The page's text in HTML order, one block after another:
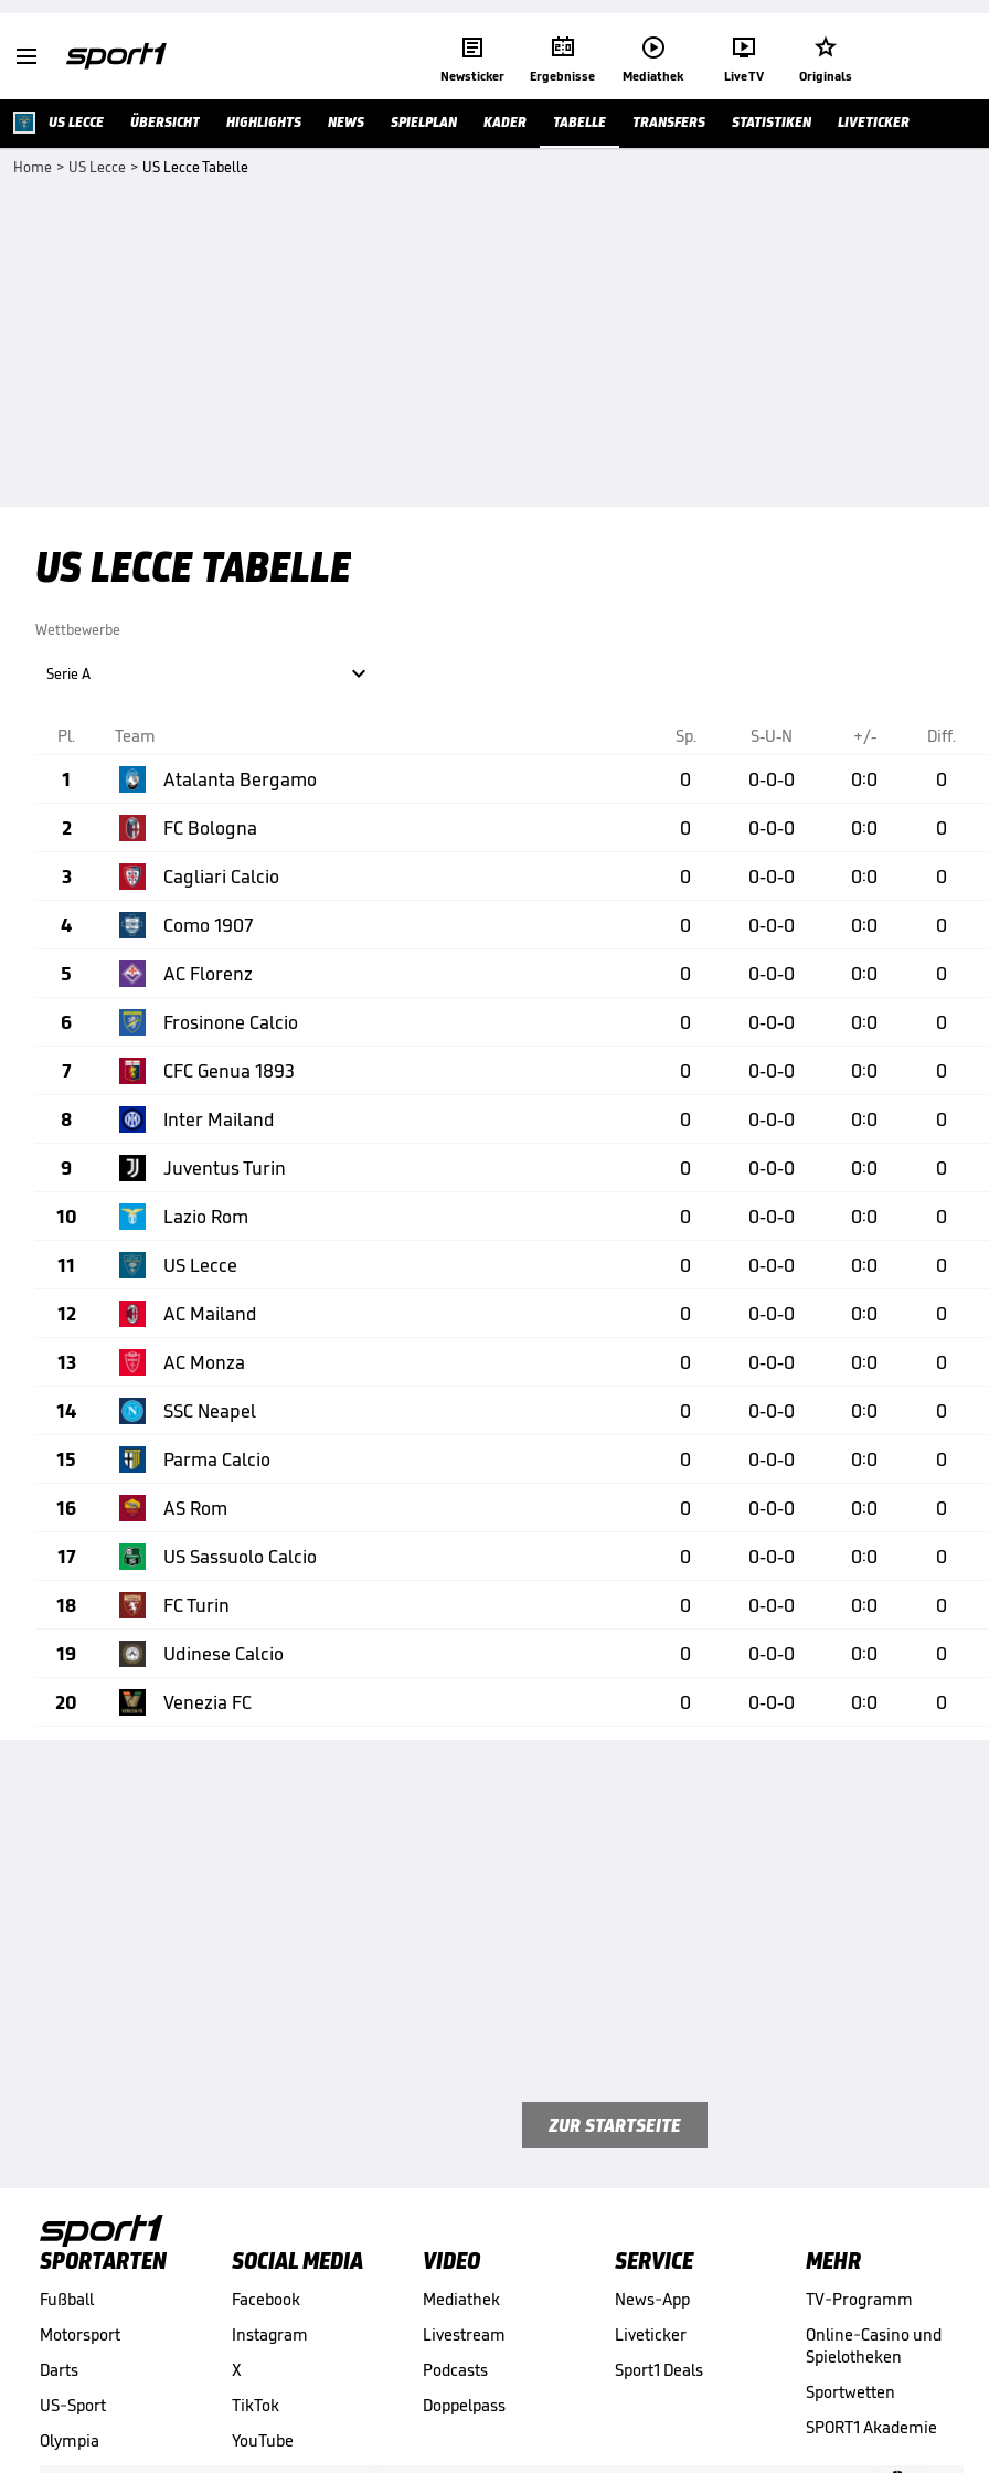
 
Newsticker

Ergebnisse

Mediathek

Live TV

Originals
US LECCE ÜBERSICHT HIGHLIGHTS NEWS SPIELPLAN KADER TABELLE TRANSFERS STATISTIKEN LIVETICKER
Home > US Lecce > US Lecce Tabelle
US LECCE TABELLE
Wettbewerbe
Serie A 
Pl. Team Sp. S-U-N +/- Diff.
1 Atalanta Bergamo 0 0-0-0 0:0 0
2
FC Bologna 0 0-0-0 0:0 0
3
Cagliari Calcio 0 0-0-0 0:0 0
4
Como 1907 0 0-0-0 0:0 0
5
AC Florenz 0 0-0-0 0:0 0
6
Frosinone Calcio 0 0-0-0 0:0 0
7
CFC Genua 1893 0 0-0-0 0:0 0
8
Inter Mailand 0 0-0-0 0:0 0
9
Juventus Turin 0 0-0-0 0:0 0
10
Lazio Rom 0 0-0-0 0:0 0
11
US Lecce 0 0-0-0 0:0 0
12
AC Mailand 0 0-0-0 0:0 0
13
AC Monza 0 0-0-0 0:0 0
14
SSC Neapel 0 0-0-0 0:0 0
15
Parma Calcio 0 0-0-0 0:0 0
16
AS Rom 0 0-0-0 0:0 0
17
US Sassuolo Calcio 0 0-0-0 0:0 0
18
FC Turin 0 0-0-0 0:0 0
19
Udinese Calcio 0 0-0-0 0:0 0
20
Venezia FC 0 0-0-0 0:0 0
ZUR STARTSEITE
SPORTARTEN
Fußball
Motorsport
Darts
US-Sport
Olympia
SOCIAL MEDIA
Facebook
Instagram
X
TikTok
YouTube
VIDEO
Mediathek
Livestream
Podcasts
Doppelpass
SERVICE
News-App
Liveticker
Sport1 Deals
MEHR
TV-Programm
Online-Casino und
Spielotheken
Sportwetten
SPORT1 Akademie